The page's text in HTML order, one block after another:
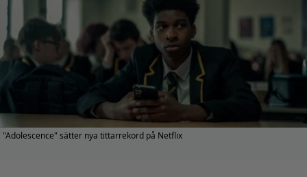
"Adolescence" sätter nya tittarrekord på Netflix